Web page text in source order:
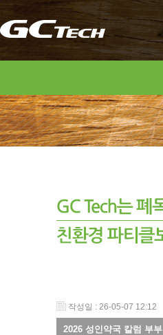
작성일 : 26-05-07 12:12
2026 성인약국 칼럼 부